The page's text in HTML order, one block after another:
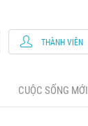
CUỘC SỐNG MỚI
THÀNH VIÊN